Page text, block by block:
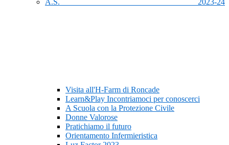
A.S. 2023-24
Visita all'H-Farm di Roncade
Learn&Play Incontriamoci per conoscerci
A Scuola con la Protezione Civile
Donne Valorose
Pratichiamo il futuro
Orientamento Infermieristica